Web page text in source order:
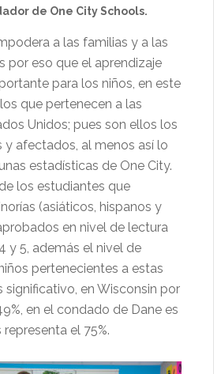
de One City Schools.
a las familias y a las
por eso que el aprendizaje
para los niños, en este
que pertenecen a las
Unidos; pues son ellos los
y afectados, al menos así lo
estadísticas de One City.
los estudiantes que
(asiáticos, hispanos y
en nivel de lectura
y 5, además el nivel de
pertenecientes a estas
significativo, en Wisconsin por
en el condado de Dane es
el 75%.